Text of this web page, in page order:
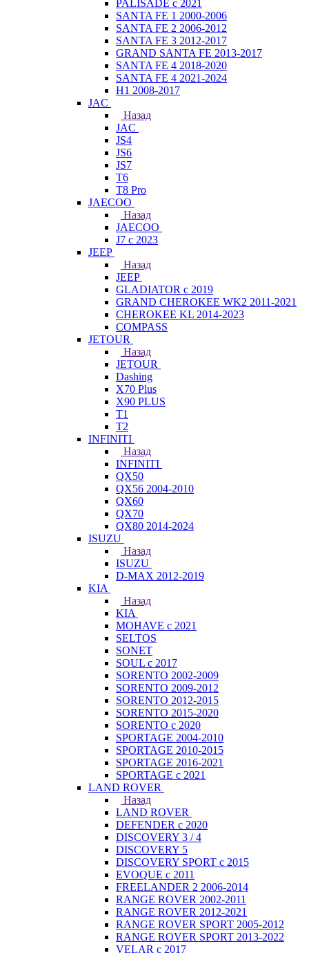
PALISADE с 2021
SANTA FE 1 2000-2006
SANTA FE 2 2006-2012
SANTA FE 3 2012-2017
GRAND SANTA FE 2013-2017
SANTA FE 4 2018-2020
SANTA FE 4 2021-2024
H1 2008-2017
JAC
Назад
JAC
JS4
JS6
JS7
T6
T8 Pro
JAECOO
Назад
JAECOO
J7 с 2023
JEEP
Назад
JEEP
GLADIATOR с 2019
GRAND CHEROKEE WK2 2011-2021
CHEROKEE KL 2014-2023
COMPASS
JETOUR
Назад
JETOUR
Dashing
X70 Plus
X90 PLUS
T1
T2
INFINITI
Назад
INFINITI
QX50
QX56 2004-2010
QX60
QX70
QX80 2014-2024
ISUZU
Назад
ISUZU
D-MAX 2012-2019
KIA
Назад
KIA
MOHAVE с 2021
SELTOS
SONET
SOUL с 2017
SORENTO 2002-2009
SORENTO 2009-2012
SORENTO 2012-2015
SORENTO 2015-2020
SORENTO с 2020
SPORTAGE 2004-2010
SPORTAGE 2010-2015
SPORTAGE 2016-2021
SPORTAGE с 2021
LAND ROVER
Назад
LAND ROVER
DEFENDER с 2020
DISCOVERY 3 / 4
DISCOVERY 5
DISCOVERY SPORT с 2015
EVOQUE с 2011
FREELANDER 2 2006-2014
RANGE ROVER 2002-2011
RANGE ROVER 2012-2021
RANGE ROVER SPORT 2005-2012
RANGE ROVER SPORT 2013-2022
VELAR с 2017